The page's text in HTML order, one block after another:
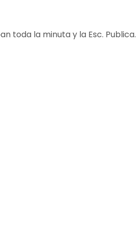
toda la minuta y la Esc. Publica.